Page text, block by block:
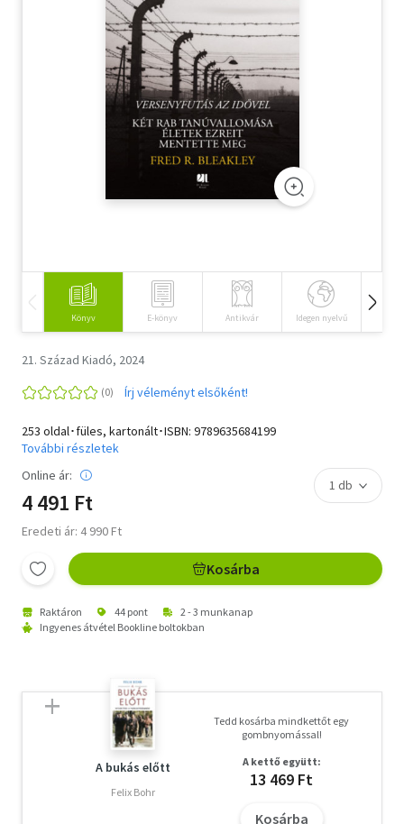
Szótár, nyelvkönyv
Tankönyv, segédkönyv
Társadalomtudomány
Könyv E-könyv Antikvár Idegen nyelvű
21. Század Kiadó, 2024
Írj véleményt elsőként!
253 oldal･füles, kartonált･ISBN: 9789635684199
További részletek
Online ár:
4 491 Ft
Eredeti ár: 4 990 Ft
Kosárba
Raktáron 44 pont
2 - 3 munkanap
Ingyenes átvétel Bookline boltokban
A bukás előtt
Felix Bohr
Tedd kosárba mindkettőt egy
gombnyomással!
A kettő együtt:
13 469 Ft
Kosárba